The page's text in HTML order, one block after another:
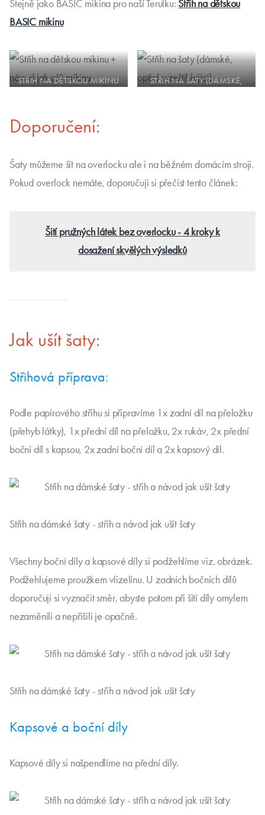
Stejně jako BASIC mikina pro naší Terulku: Střih na dětskou
BASIC mikinu
STŘIH NA DĚTSKOU MIKINU
STŘIH NA ŠATY (DÁMSKÉ,
Doporučení:
Šaty můžeme šít na overlocku ale i na běžném domácím stroji.
Pokud overlock nemáte, doporučuji si přečíst tento článek:
Šití pružných látek bez overlocku - 4 kroky k
dosažení skvělých výsledků
Jak ušít šaty:
Střihová příprava:
Podle papírového střihu si připravíme 1x zadní díl na přeložku
(přehyb látky), 1x přední díl na přeložku, 2x rukáv, 2x přední
boční díl s kapsou, 2x zadní boční díl a 2x kapsový díl.
Střih na dámské šaty - střih a návod jak ušít šaty
Všechny boční díly a kapsové díly si podžehlíme viz. obrázek.
Podžehlujeme proužkem vlizelínu. U zadních bočních dílů
doporučuji si vyznačit směr, abyste potom při šití díly omylem
nezaměnili a nepřišili je opačně.
Střih na dámské šaty - střih a návod jak ušít šaty
Kapsové a boční díly
Kapsové díly si našpendlíme na přední díly.